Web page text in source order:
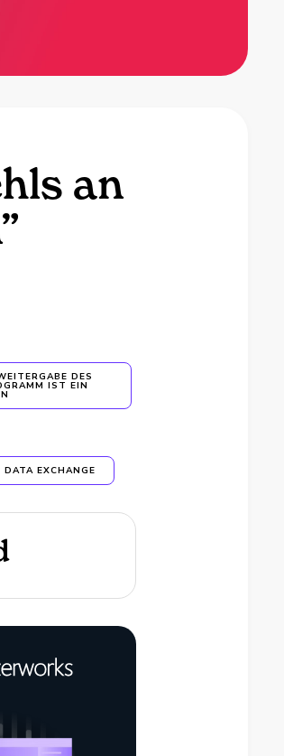
an
DES
IST EIN
EXCHANGE